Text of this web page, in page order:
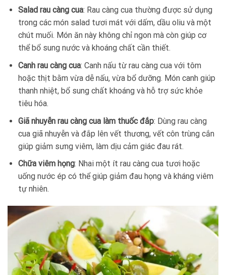
Salad rau càng cua: Rau càng cua thường được sử dụng
trong các món salad tươi mát với dấm, dầu oliu và một
chút muối. Món ăn này không chỉ ngon mà còn giúp cơ
thể bổ sung nước và khoáng chất cần thiết.
Canh rau càng cua: Canh nấu từ rau càng cua với tôm
hoặc thịt bằm vừa dễ nấu, vừa bổ dưỡng. Món canh giúp
thanh nhiệt, bổ sung chất khoáng và hỗ trợ sức khỏe
tiêu hóa.
Giã nhuyễn rau càng cua làm thuốc đắp: Dùng rau càng
cua giã nhuyễn và đắp lên vết thương, vết côn trùng cắn
giúp giảm sưng viêm, làm dịu cảm giác đau rát.
Chữa viêm họng: Nhai một ít rau càng cua tươi hoặc
uống nước ép có thể giúp giảm đau họng và kháng viêm
tự nhiên.